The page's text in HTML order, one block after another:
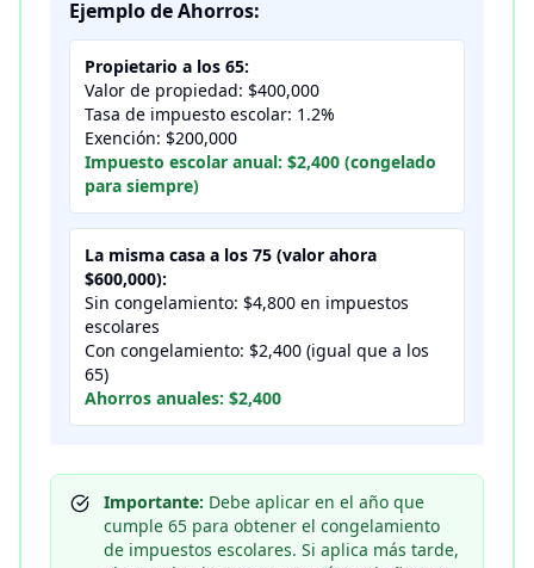
Ejemplo de Ahorros:
Propietario a los 65:
Valor de propiedad: $400,000
Tasa de impuesto escolar: 1.2%
Exención: $200,000
Impuesto escolar anual: $2,400 (congelado
para siempre)
La misma casa a los 75 (valor ahora
$600,000):
Sin congelamiento: $4,800 en impuestos
escolares
Con congelamiento: $2,400 (igual que a los
65)
Ahorros anuales: $2,400
Importante: Debe aplicar en el año que
cumple 65 para obtener el congelamiento
de impuestos escolares. Si aplica más tarde,